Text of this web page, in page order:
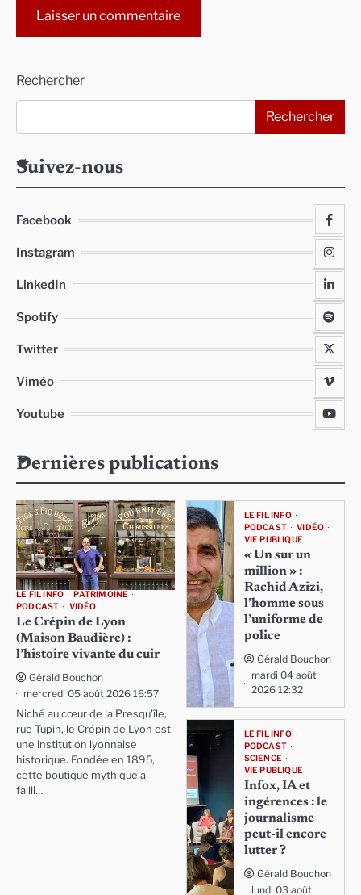
Rechercher
Rechercher
Suivez-nous
Facebook
Instagram
LinkedIn
Spotify
Twitter
Viméo
Youtube
Dernières publications
LE FIL INFO
PATRIMOINE
PODCAST
VIDÉO
Le Crépin de Lyon
(Maison Baudière) :
l’histoire vivante du cuir
Gérald Bouchon
mercredi 05 août 2026 16:57
Niché au cœur de la Presqu'île,
rue Tupin, le Crépin de Lyon est
une institution lyonnaise
historique. Fondée en 1895,
cette boutique mythique a
failli…
LE FIL INFO
PODCAST
VIDÉO
VIE PUBLIQUE
« Un sur un
million » :
Rachid Azizi,
l’homme sous
l’uniforme de
police
Gérald Bouchon
mardi 04 août
2026 12:32
LE FIL INFO
PODCAST
SCIENCE
VIE PUBLIQUE
Infox, IA et
ingérences : le
journalisme
peut-il encore
lutter ?
Gérald Bouchon
lundi 03 août